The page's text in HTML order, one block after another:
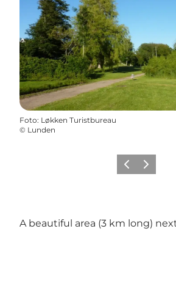
Foto: Løkken Turistbureau
© Lunden
Vorige Volgende
A beautiful area (3 km long)